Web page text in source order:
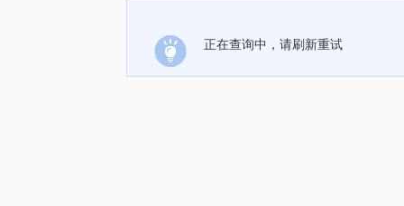
正在查询中，请刷新重试